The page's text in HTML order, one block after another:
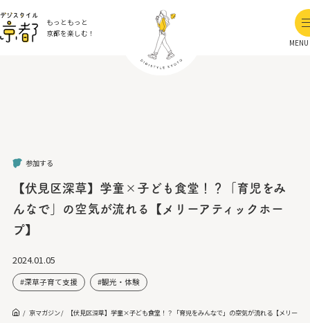
もっともっと
京都を楽しむ！
MENU
参加する
【伏見区深草】学童×子ども食堂！？「育児をみ
んなで」の空気が流れる【メリーアティックホー
プ】
2024.01.05
深草子育て支援 観光・体験
京マガジン 【伏見区深草】学童×子ども食堂！？「育児をみんなで」の空気が流れる【メリーア